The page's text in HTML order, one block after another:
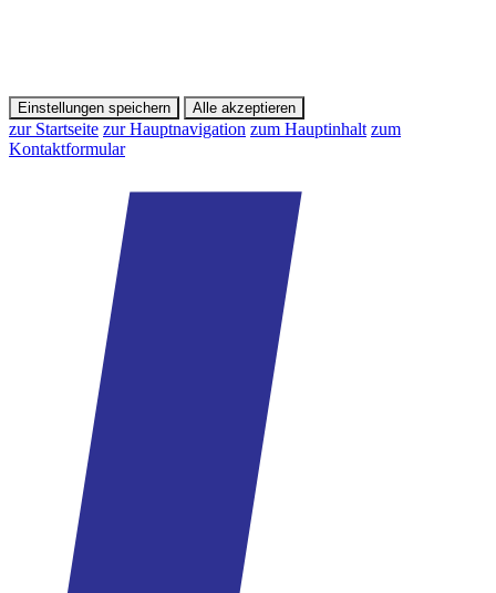
Einstellungen speichern Alle akzeptieren
zur Startseite zur Hauptnavigation zum Hauptinhalt zum
Kontaktformular